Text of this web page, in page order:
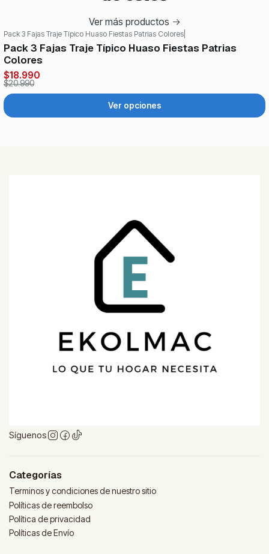
Ver más productos
OFF
Pack 3 Fajas Traje Típico Huaso Fiestas Patrias Colores
Pack 3 Fajas Traje Típico Huaso Fiestas Patrias
Colores
$18.990
$20.990
Ver opciones
Síguenos
Categorías
Terminos y condiciones de nuestro sitio
Políticas de reembolso
Política de privacidad
Políticas de Envío